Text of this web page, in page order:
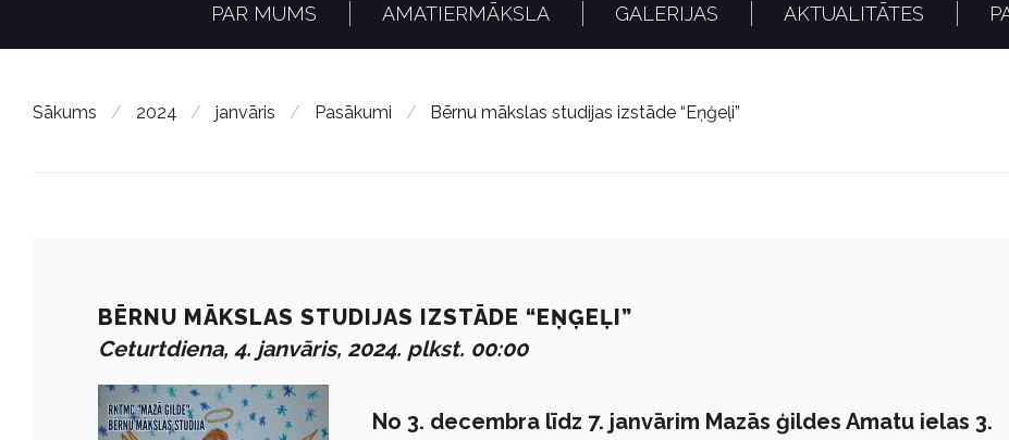
e
PAR MUMS AMATIERMĀKSLA GALERIJAS AKTUALITĀTES
Sākums / 2024 / janvāris / Pasākumi / Bērnu mākslas studijas izstāde “Eņģeļi”
BĒRNU MĀKSLAS STUDIJAS IZSTĀDE “EŅĢEĻI”
Ceturtdiena, 4. janvāris, 2024. plkst. 00:00
No 3. decembra līdz 7. janvārim Mazās ģildes Amatu ielas 3.